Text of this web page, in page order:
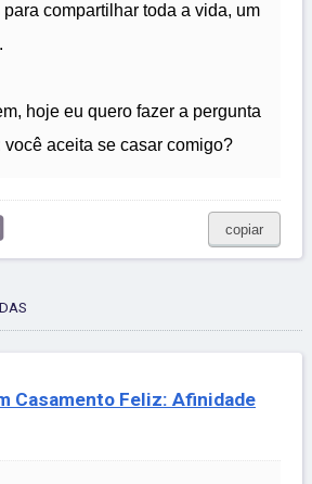
compartilhar toda a vida, um
hoje eu quero fazer a pergunta
você aceita se casar comigo?
copiar
Casamento Feliz: Afinidade